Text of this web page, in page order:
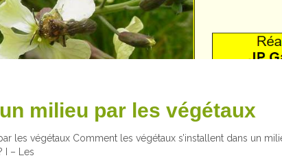
milieu par les végétaux
les végétaux Comment les végétaux s’installent dans un
I – Les